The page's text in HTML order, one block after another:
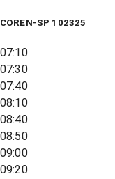
COREN-SP 102325
07:10
07:30
07:40
08:10
08:40
08:50
09:00
09:20